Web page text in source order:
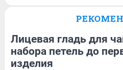
Лицевая гладь для
набора петель до
изделия